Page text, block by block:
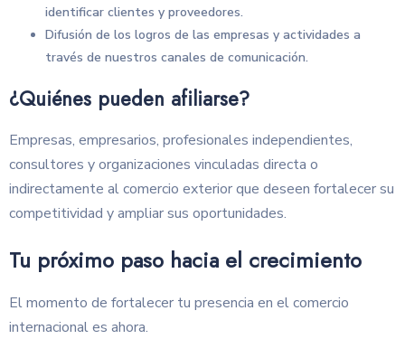
identificar clientes y proveedores.
Difusión de los logros de las empresas y actividades a
través de nuestros canales de comunicación.
¿Quiénes pueden afiliarse?
Empresas, empresarios, profesionales independientes,
consultores y organizaciones vinculadas directa o
indirectamente al comercio exterior que deseen fortalecer su
competitividad y ampliar sus oportunidades.
Tu próximo paso hacia el crecimiento
El momento de fortalecer tu presencia en el comercio
internacional es ahora.